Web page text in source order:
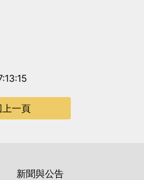
上一頁
新聞與公告